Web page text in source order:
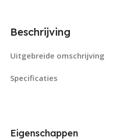
Beschrijving
Uitgebreide omschrijving
Specificaties
Eigenschappen